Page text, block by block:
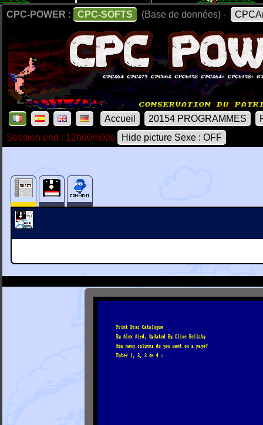
CPC-POWER : CPC-SOFTS (Base de données) -
Accueil 20154 PROGRAMMES
Session end : 12h00m00s
Hide picture Sexe : OFF